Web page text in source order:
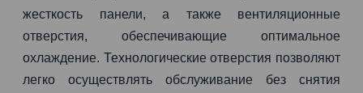
жесткость панели, а также вентиляционные
отверстия, обеспечивающие оптимальное
охлаждение. Технологические отверстия позволяют
легко осуществлять обслуживание без снятия